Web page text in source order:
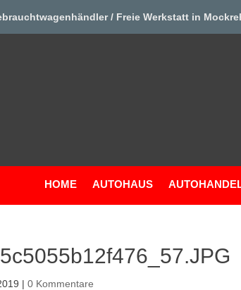
/ Freie Werkstatt in
HOME AUTOHAUS
|0 Kommentare